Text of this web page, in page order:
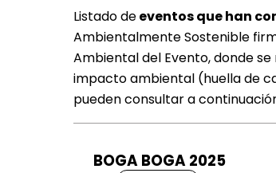
Listado deeventos que han
Ambientalmente Sostenible
Ambiental del Evento, donde
impacto ambiental (huella de
pueden consultar a
BOGA BOGA 2025